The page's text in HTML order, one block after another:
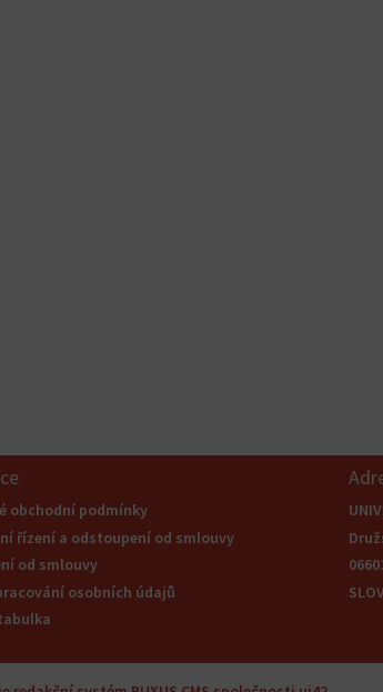
obchodní podmínky
řízení a odstoupení od smlouvy
od smlouvy
osobních údajů